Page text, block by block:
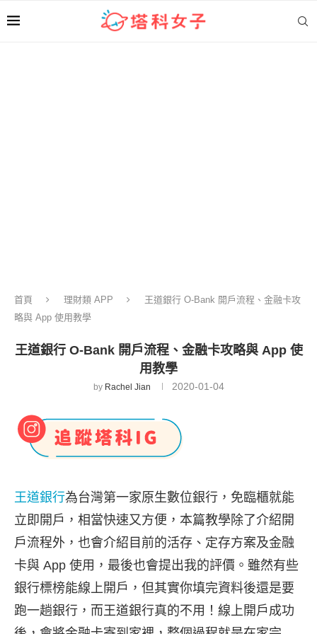
首頁 理財類 APP
王道銀行 O-Bank 開戶流程、金融卡攻
略與 App 使用教學
王道銀行 O-Bank 開戶流程、金融卡攻略與 App 使
用教學
by Rachel Jian 2020-01-04
王道銀行為台灣第一家原生數位銀行，免臨櫃就能
立即開戶，相當快速又方便，本篇教學除了介紹開
戶流程外，也會介紹目前的活存、定存方案及金融
卡與 App 使用，最後也會提出我的評價。雖然有些
銀行標榜能線上開戶，但其實你填完資料後還是要
跑一趟銀行，而王道銀行真的不用！線上開戶成功